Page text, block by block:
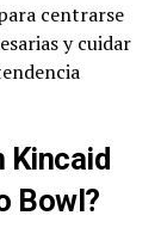
centrarse
y cuidar
Kincaid
Bowl?